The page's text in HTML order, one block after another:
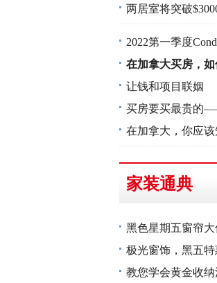
两居室将突破
2022第一季度
在加拿大买房，
让钱和项目联姻
买房要买最贵的
在加拿大，你应
家装通典
黑色星期五窗帘大
极光窗饰，黑五
教您学会黄金收纳